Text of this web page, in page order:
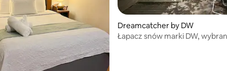
Dreamcatcher by DW
Łapacz snów marki DW,